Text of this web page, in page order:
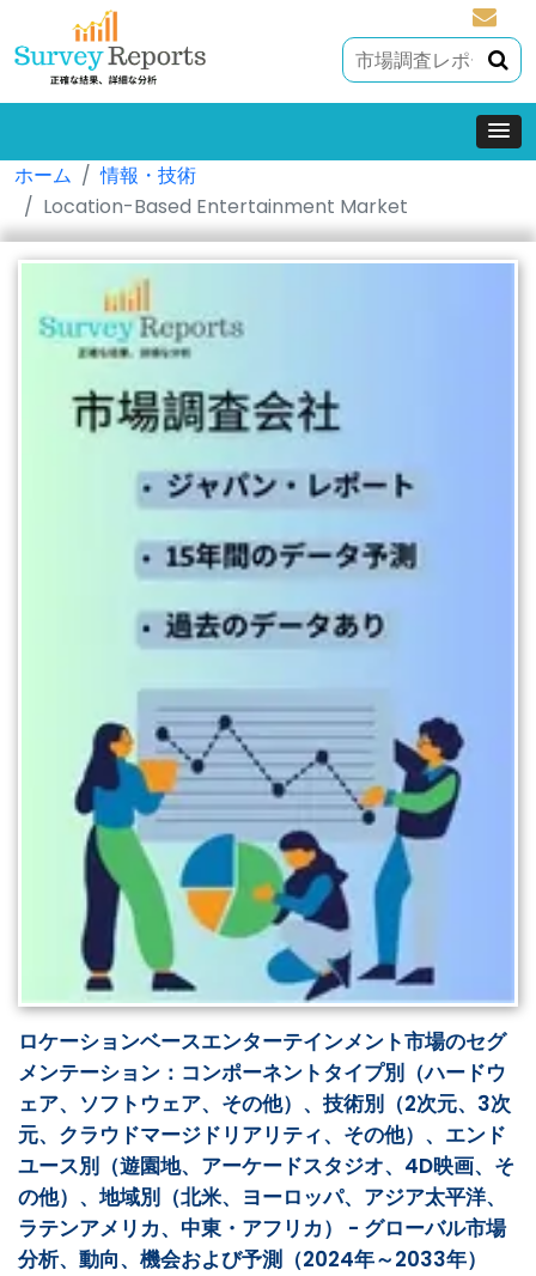
ホーム
情報・技術
Location-Based Entertainment Market
ロケーションベースエンターテインメント市場のセグ
メンテーション：コンポーネントタイプ別（ハードウ
ェア、ソフトウェア、その他）、技術別（2次元、3次
元、クラウドマージドリアリティ、その他）、エンド
ユース別（遊園地、アーケードスタジオ、4D映画、そ
の他）、地域別（北米、ヨーロッパ、アジア太平洋、
ラテンアメリカ、中東・アフリカ） - グローバル市場
分析、動向、機会および予測（2024年～2033年）